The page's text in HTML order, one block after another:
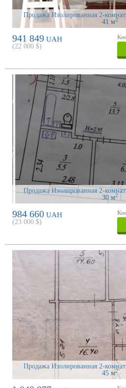
Продажа Изолированная 2-
41 м2
941 849 UAH
(22 000 $)
Продажа Изолированная 2-
30 м2
984 660 UAH
(23 000 $)
Продажа Изолированная 2-
45 м2